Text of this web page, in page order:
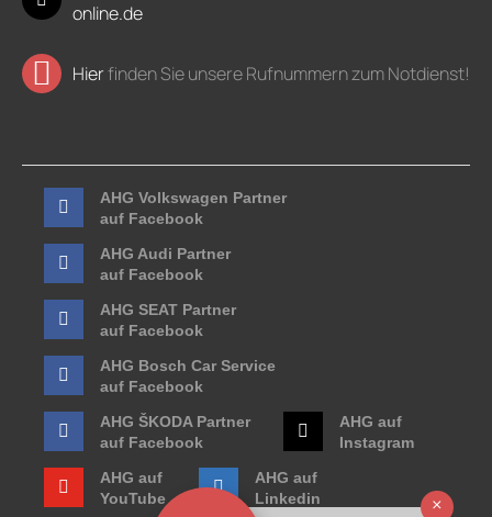
online.de
Hierfinden Sie unsere Rufnummern zum Notdienst!
AHG Volkswagen Partner
auf Facebook
AHG Audi Partner
auf Facebook
AHG SEAT Partner
auf Facebook
AHG Bosch Car Service
auf Facebook
AHG ŠKODA Partner
auf Facebook
AHG auf
Instagram
AHG auf
YouTube
AHG auf
Linkedin